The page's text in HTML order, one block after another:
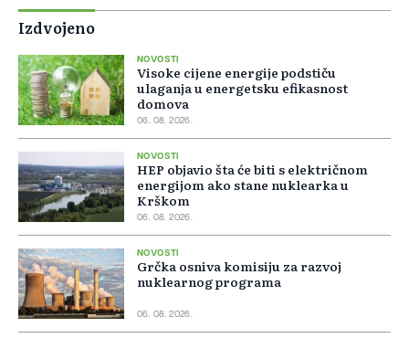
Izdvojeno
NOVOSTI
Visoke cijene energije podstiču
ulaganja u energetsku efikasnost
domova
06. 08. 2026.
NOVOSTI
HEP objavio šta će biti s električnom
energijom ako stane nuklearka u
Krškom
06. 08. 2026.
NOVOSTI
Grčka osniva komisiju za razvoj
nuklearnog programa
06. 08. 2026.